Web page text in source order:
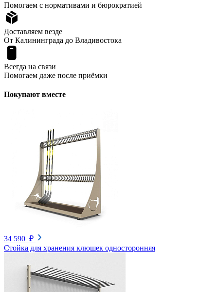
Помогаем с нормативами и бюрократией
Доставляем везде
От Калининграда до Владивостока
Всегда на связи
Помогаем даже после приёмки
Покупают вместе
34 590 ₽
Стойка для хранения клюшек односторонняя